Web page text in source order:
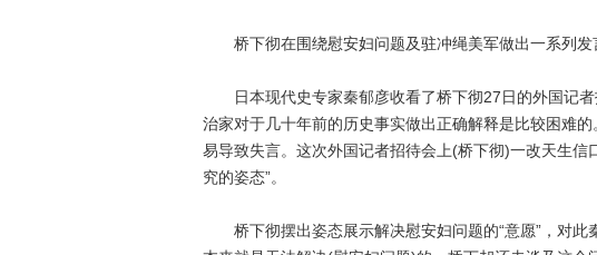
桥下彻在围绕慰安妇问题及驻冲绳美军做出一系列发
日本现代史专家秦郁彦收看了桥下彻27日的外国记者
治家对于几十年前的历史事实做出正确解释是比较困难
易导致失言。这次外国记者招待会上(桥下彻)一改天生
究的姿态”。
桥下彻摆出姿态展示解决慰安妇问题的“意愿”，对此